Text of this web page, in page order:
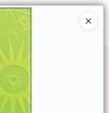
Ingresar a la Tienda
CONTACTO